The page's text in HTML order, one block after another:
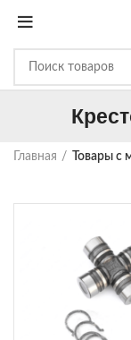
Главная Товары с